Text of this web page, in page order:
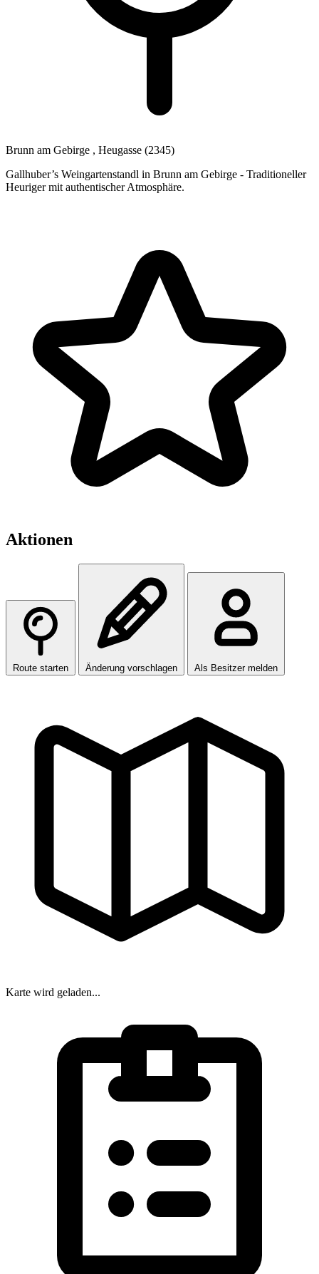
Brunn am Gebirge , Heugasse (2345)
Gallhuber’s Weingartenstandl in Brunn am Gebirge - Traditioneller
Heuriger mit authentischer Atmosphäre.
Aktionen
Route starten Änderung vorschlagen Als Besitzer melden
Karte wird geladen...